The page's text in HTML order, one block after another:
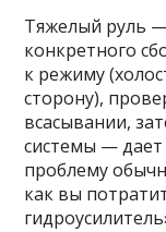
Тяжелый руль
конкретного
к режиму
сторону),
всасывании,
системы —
проблему
как вы